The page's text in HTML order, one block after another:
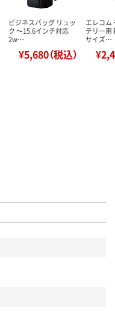
ビジネスバッグ リュッ
ク ～15.6インチ対応
2w…
¥5,680（税込）
エレコム
テリー用
サイズ…